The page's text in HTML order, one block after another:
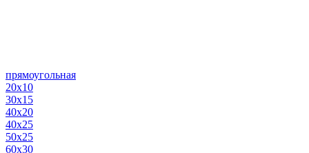
прямоугольная
20х10
30х15
40х20
40х25
50х25
60х30